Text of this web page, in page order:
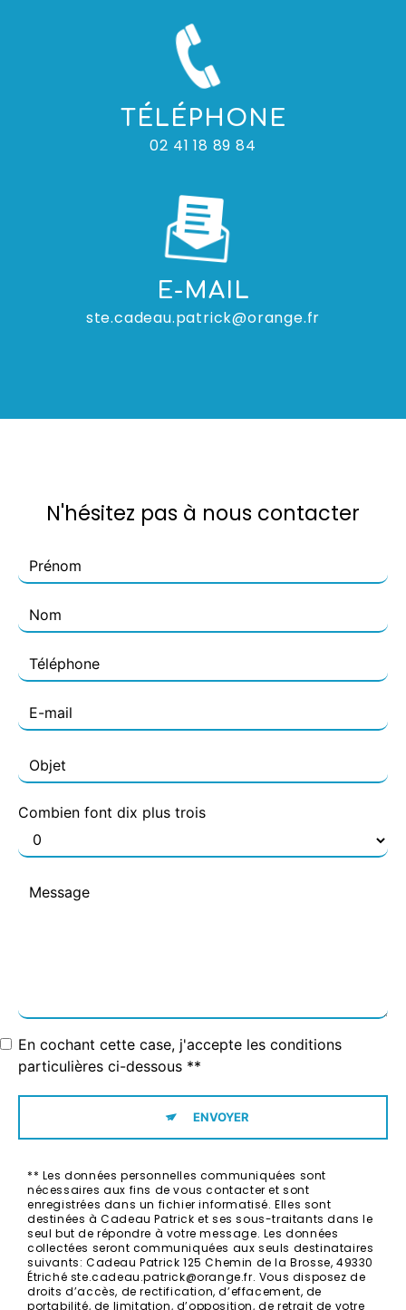
TÉLÉPHONE
02 41 18 89 84
E-MAIL
ste.cadeau.patrick@orange.fr
N'hésitez pas à nous contacter
Combien font dix plus trois
En cochant cette case, j'accepte les conditions
particulières ci-dessous **
ENVOYER
** Les données personnelles communiquées sont
nécessaires aux fins de vous contacter et sont
enregistrées dans un fichier informatisé. Elles sont
destinées à Cadeau Patrick et ses sous-traitants dans le
seul but de répondre à votre message. Les données
collectées seront communiquées aux seuls destinataires
suivants: Cadeau Patrick 125 Chemin de la Brosse, 49330
Étriché ste.cadeau.patrick@orange.fr. Vous disposez de
droits d’accès, de rectification, d’effacement, de
portabilité, de limitation, d’opposition, de retrait de votre